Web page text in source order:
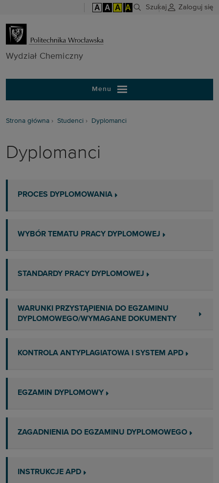
A A A A Szukaj Zaloguj się
Wydział
Wydział Chemiczny
Menu
Strona główna Studenci Dyplomanci
Dyplomanci
PROCES DYPLOMOWANIA
WYBÓR TEMATU PRACY DYPLOMOWEJ
STANDARDY PRACY DYPLOMOWEJ
WARUNKI PRZYSTĄPIENIA DO EGZAMINU
DYPLOMOWEGO/WYMAGANE DOKUMENTY
KONTROLA ANTYPLAGIATOWA I SYSTEM APD
EGZAMIN DYPLOMOWY
ZAGADNIENIA DO EGZAMINU DYPLOMOWEGO
INSTRUKCJE APD